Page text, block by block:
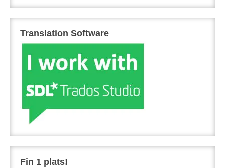
Translation Software
Fin 1 plats!